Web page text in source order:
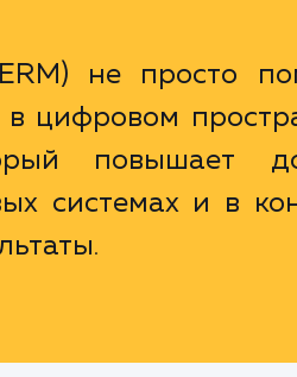
не просто
цифровом
повышает
системах и в